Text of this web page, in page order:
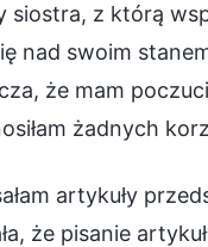
z którą
nad swoim
że mam
żadnych
artykuły
że pisanie